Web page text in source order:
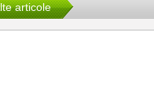
articole